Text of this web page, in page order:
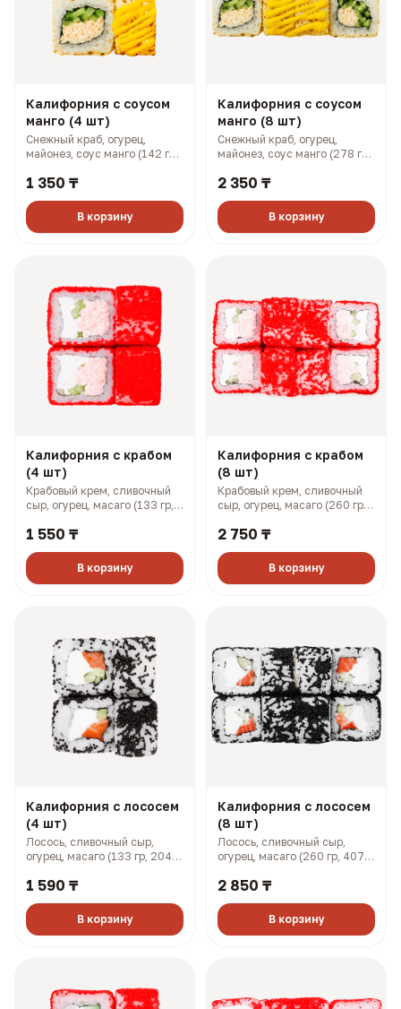
Калифорния с соусом
манго (4 шт)
Снежный краб, огурец,
майонез, соус манго (142 гр,
1 350 ₸
В корзину
Калифорния с соусом
манго (8 шт)
Снежный краб, огурец,
майонез, соус манго (278 гр,
2 350 ₸
В корзину
Калифорния с крабом
(4 шт)
Крабовый крем, сливочный
сыр, огурец, масаго (133 гр,
1 550 ₸
В корзину
Калифорния с крабом
(8 шт)
Крабовый крем, сливочный
сыр, огурец, масаго (260 гр,
2 750 ₸
В корзину
Калифорния с лососем
(4 шт)
Лосось, сливочный сыр,
огурец, масаго (133 гр, 204
1 590 ₸
В корзину
Калифорния с лососем
(8 шт)
Лосось, сливочный сыр,
огурец, масаго (260 гр, 407
2 850 ₸
В корзину